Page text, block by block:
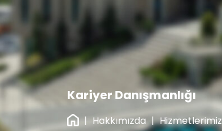
Kariyer Danışmanlığı
| Hakkımızda | Hizmetlerimiz